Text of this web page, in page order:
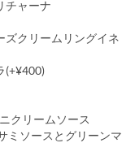
チャーナ
ズクリームリングイネ
(+¥400)
クリームソース
ミソースとグリーンマ